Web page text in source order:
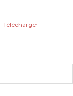
Télécharger